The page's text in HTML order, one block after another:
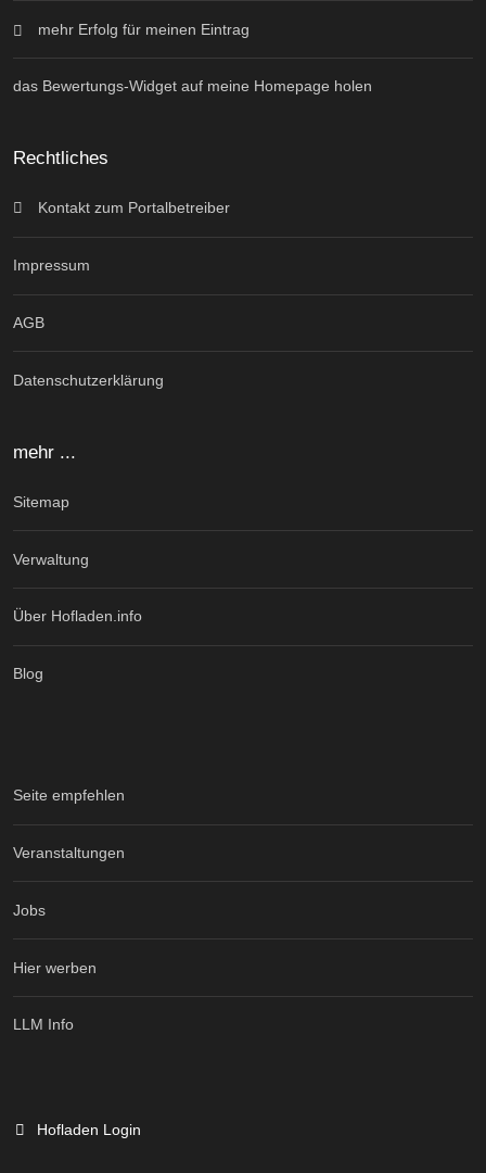
mehr Erfolg für meinen Eintrag
das Bewertungs-Widget auf meine Homepage holen
Rechtliches
Kontakt zum Portalbetreiber
Impressum
AGB
Datenschutzerklärung
mehr ...
Sitemap
Verwaltung
Über Hofladen.info
Blog
Seite empfehlen
Veranstaltungen
Jobs
Hier werben
LLM Info
Hofladen Login